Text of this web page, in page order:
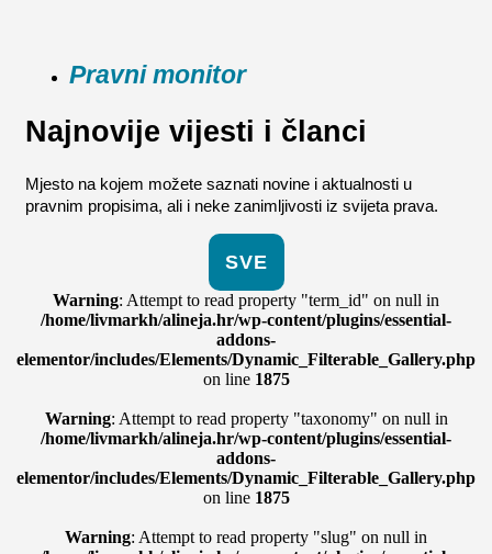
Pravni monitor
Najnovije vijesti i članci
Mjesto na kojem možete saznati novine i aktualnosti u
pravnim propisima, ali i neke zanimljivosti iz svijeta prava.
SVE
Warning: Attempt to read property "term_id" on null in
/home/livmarkh/alineja.hr/wp-content/plugins/essential-
addons-
elementor/includes/Elements/Dynamic_Filterable_Gallery.php
on line 1875
Warning: Attempt to read property "taxonomy" on null in
/home/livmarkh/alineja.hr/wp-content/plugins/essential-
addons-
elementor/includes/Elements/Dynamic_Filterable_Gallery.php
on line 1875
Warning: Attempt to read property "slug" on null in